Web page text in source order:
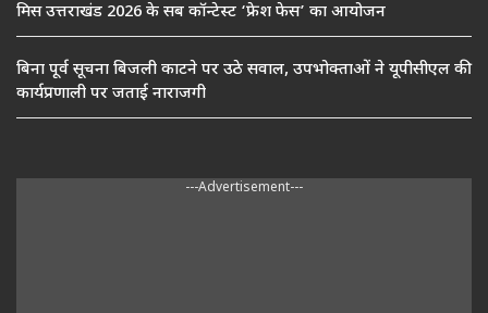
मिस उत्तराखंड 2026 के सब कॉन्टेस्ट ‘फ्रेश फेस’ का आयोजन
बिना पूर्व सूचना बिजली काटने पर उठे सवाल, उपभोक्ताओं ने यूपीसीएल की
कार्यप्रणाली पर जताई नाराजगी
---Advertisement---